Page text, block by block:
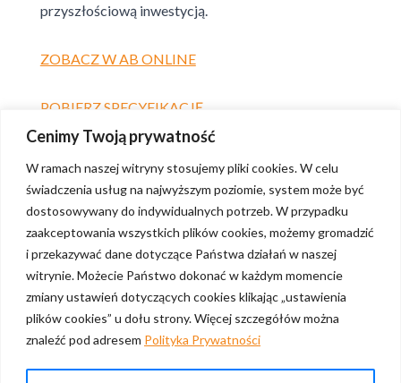
Cenimy Twoją prywatność
W ramach naszej witryny stosujemy pliki cookies. W celu
świadczenia usług na najwyższym poziomie, system może być
dostosowywany do indywidualnych potrzeb. W przypadku
zaakceptowania wszystkich plików cookies, możemy gromadzić
i przekazywać dane dotyczące Państwa działań w naszej
witrynie. Możecie Państwo dokonać w każdym momencie
zmiany ustawień dotyczących cookies klikając „ustawienia
plików cookies” u dołu strony. Więcej szczegółów można
znaleźć pod adresem Polityka Prywatności
przyszłościową inwestycją.
ZOBACZ W AB ONLINE
POBIERZ SPECYFIKACJĘ